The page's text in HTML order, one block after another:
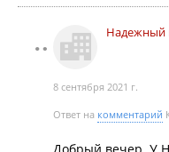
Надежный
8 сентября 2021 г.
Ответ на комментарий